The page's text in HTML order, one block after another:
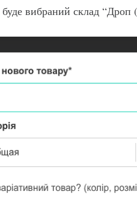
вибраний склад “Дроп